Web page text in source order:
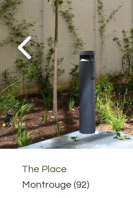
The Place
Montrouge (92)